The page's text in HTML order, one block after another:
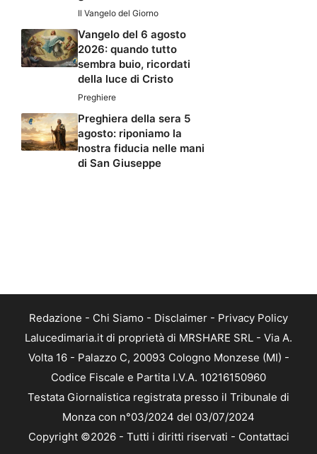
Il Vangelo del Giorno
Vangelo del 6 agosto
2026: quando tutto
sembra buio, ricordati
della luce di Cristo
Preghiere
Preghiera della sera 5
agosto: riponiamo la
nostra fiducia nelle mani
di San Giuseppe
Redazione - Chi Siamo - Disclaimer - Privacy Policy
Lalucedimaria.it di proprietà di MRSHARE SRL - Via A.
Volta 16 - Palazzo C, 20093 Cologno Monzese (MI) -
Codice Fiscale e Partita I.V.A. 10216150960
Testata Giornalistica registrata presso il Tribunale di
Monza con n°03/2024 del 03/07/2024
Copyright ©2026 - Tutti i diritti riservati - Contattaci